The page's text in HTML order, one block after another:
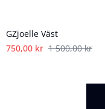
GZjoelle Väst
750,00 kr 1 500,00 kr